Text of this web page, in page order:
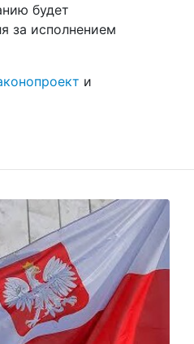
будет
за исполнением
и
больше
аренды
01 мая 18:24